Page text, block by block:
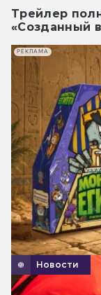
Трейлер
«Созданный
Новости
РЕКЛАМА